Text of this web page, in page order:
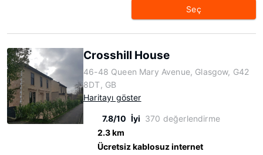
Seç
Crosshill House
46-48 Queen Mary Avenue, Glasgow, G42
8DT, GB
Haritayı göster
7.8/10 İyi 370 değerlendirme
2.3 km
Ücretsiz kablosuz internet